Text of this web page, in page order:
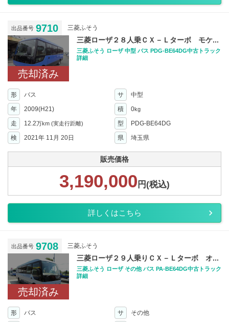
出品番号 9710 三菱ふそう
売却済み
三菱ローザ２８人乗ＣＸ－Ｌターボ モケ...
三菱ふそう ローザ 中型 バス PDG-BE64DG中古トラック
詳細
形 バス サ
中型
年
2009(H21) 積 0kg
走 12.2万km (実走行距離) 型
PDG-BE64DG
検
2021年 11月 20日 県 埼玉県
販売価格
3,190,000 円(税込)
詳しくはこちら
出品番号 9708 三菱ふそう
売却済み
三菱ローザ２９人乗りＣＸ－Ｌターボ オ...
三菱ふそう ローザ その他 バス PA-BE64DG中古トラック
詳細
形 バス サ
その他